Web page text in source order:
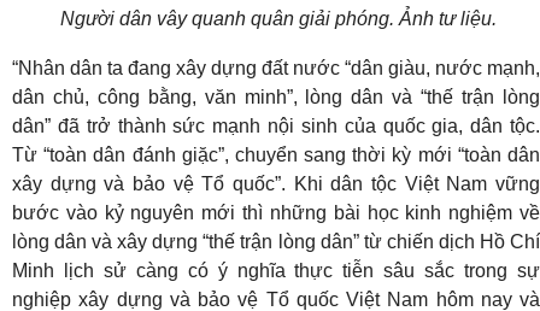
Người dân vây quanh quân giải phóng. Ảnh tư liệu.
“Nhân dân ta đang xây dựng đất nước “dân giàu, nước mạnh,
dân chủ, công bằng, văn minh”, lòng dân và “thế trận lòng
dân” đã trở thành sức mạnh nội sinh của quốc gia, dân tộc.
Từ “toàn dân đánh giặc”, chuyển sang thời kỳ mới “toàn dân
xây dựng và bảo vệ Tổ quốc”. Khi dân tộc Việt Nam vững
bước vào kỷ nguyên mới thì những bài học kinh nghiệm về
lòng dân và xây dựng “thế trận lòng dân” từ chiến dịch Hồ Chí
Minh lịch sử càng có ý nghĩa thực tiễn sâu sắc trong sự
nghiệp xây dựng và bảo vệ Tổ quốc Việt Nam hôm nay và